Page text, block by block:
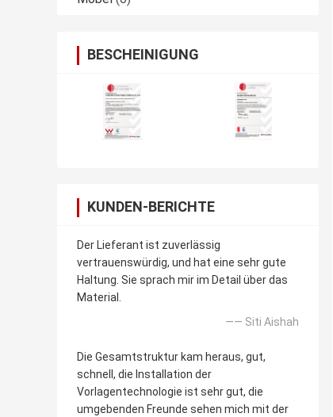
BESCHEINIGUNG
KUNDEN-BERICHTE
Der Lieferant ist zuverlässig
vertrauenswürdig, und hat eine sehr gute
Haltung. Sie sprach mir im Detail über das
Material.
—— Siti Aishah
Die Gesamtstruktur kam heraus, gut,
schnell, die Installation der
Vorlagentechnologie ist sehr gut, die
umgebenden Freunde sehen mich mit der